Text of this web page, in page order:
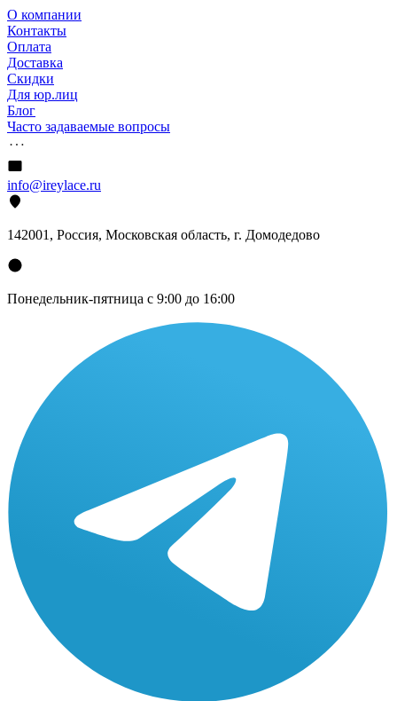
О компании
Контакты
Оплата
Доставка
Скидки
Для юр.лиц
Блог
Часто задаваемые вопросы
info@ireylace.ru
142001 , Россия, Московская область, г. Домодедово
Понедельник-пятница с 9:00 до 16:00